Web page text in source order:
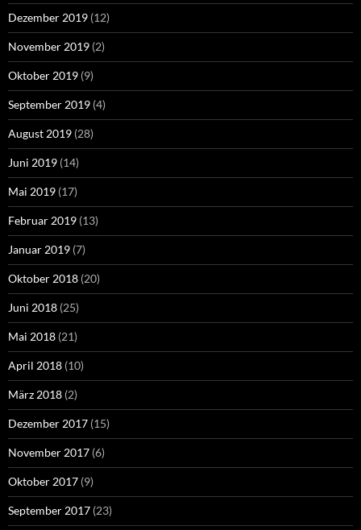
Dezember 2019 (12)
November 2019 (2)
Oktober 2019 (9)
September 2019 (4)
August 2019 (28)
Juni 2019 (14)
Mai 2019 (17)
Februar 2019 (13)
Januar 2019 (7)
Oktober 2018 (20)
Juni 2018 (25)
Mai 2018 (21)
April 2018 (10)
März 2018 (2)
Dezember 2017 (15)
November 2017 (6)
Oktober 2017 (9)
September 2017 (23)